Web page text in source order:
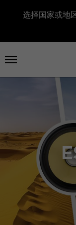
选择国家或地
打开菜单